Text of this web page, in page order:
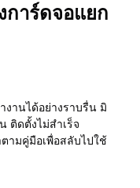
การ์ดจอแยก
งานได้อย่างราบรื่น มิ
ติดตั้งไม่สำเร็จ
ามคู่มือเพื่อสลับไปใช้